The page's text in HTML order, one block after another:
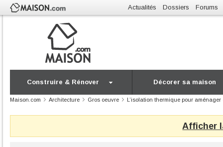
Actualités Dossiers Forums
Construire & Rénover Décorer sa maison
Maison.com Architecture Gros oeuvre L’isolation thermique pour aménager
Afficher